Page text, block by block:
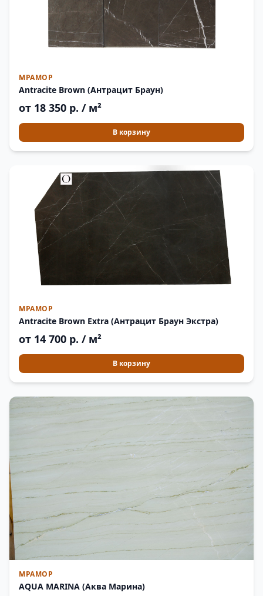
МРАМОР
Antracite Brown (Антрацит Браун)
от 18 350 р. / м²
В корзину
МРАМОР
Antracite Brown Extra (Антрацит Браун Экстра)
от 14 700 р. / м²
В корзину
МРАМОР
AQUA MARINA (Аква Марина)